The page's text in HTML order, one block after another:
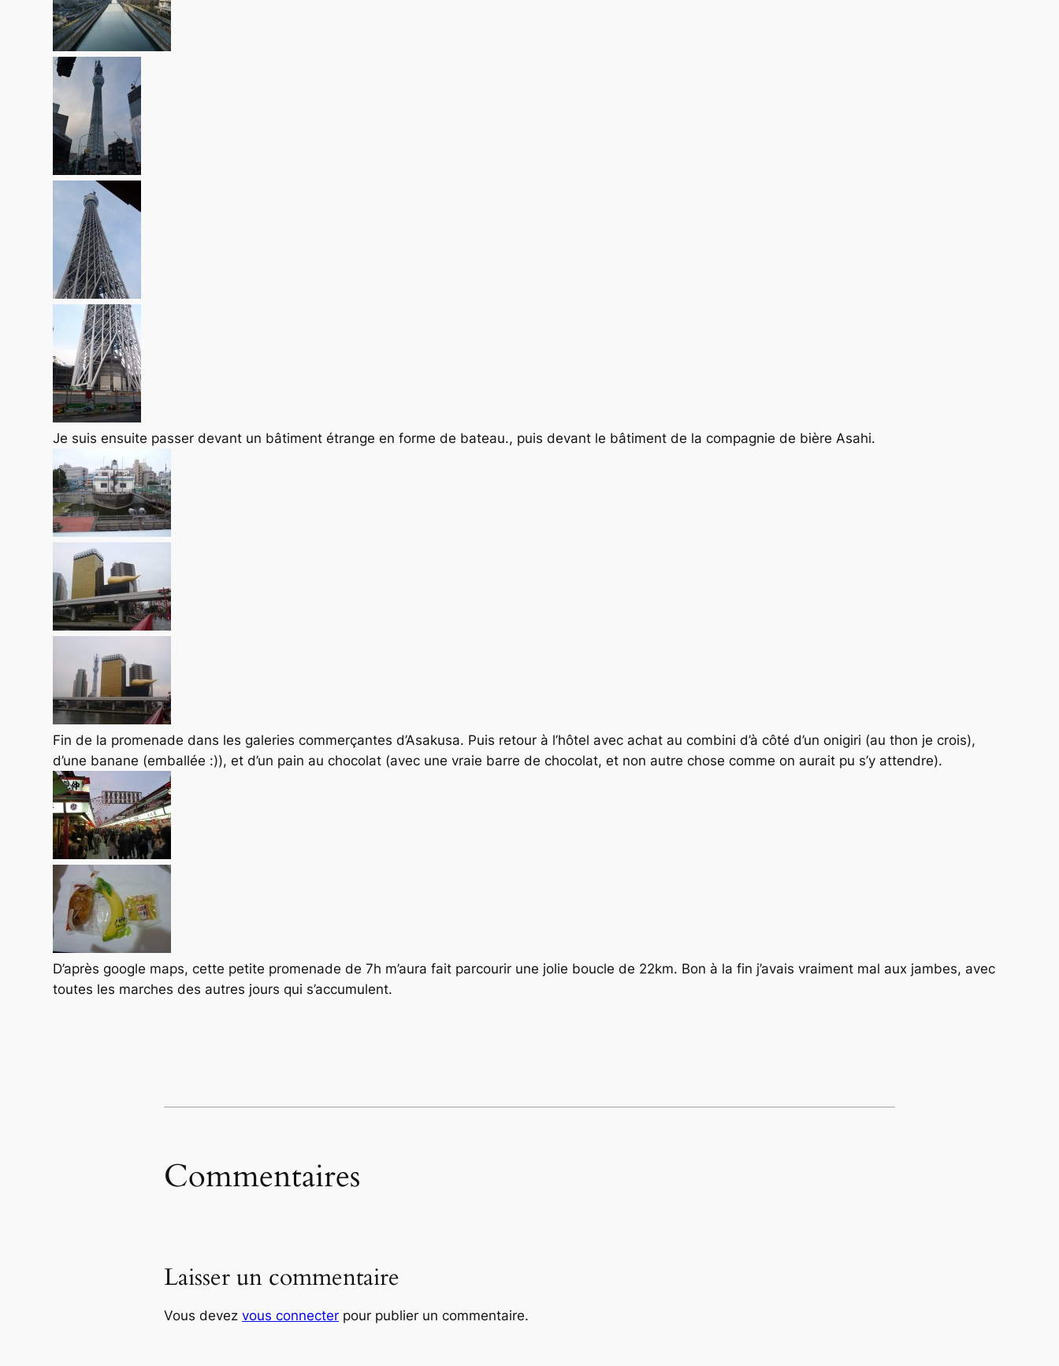
Je suis ensuite passer devant un bâtiment étrange en forme de bateau., puis devant le bâtiment de la compagnie de bière Asahi.
Fin de la promenade dans les galeries commerçantes d’Asakusa. Puis retour à l’hôtel avec achat au combini d’à côté d’un onigiri (au thon je crois),
d’une banane (emballée :)), et d’un pain au chocolat (avec une vraie barre de chocolat, et non autre chose comme on aurait pu s’y attendre).
D’après google maps, cette petite promenade de 7h m’aura fait parcourir une jolie boucle de 22km. Bon à la fin j’avais vraiment mal aux jambes, avec
toutes les marches des autres jours qui s’accumulent.
Commentaires
Laisser un commentaire
Vous devez vous connecter pour publier un commentaire.